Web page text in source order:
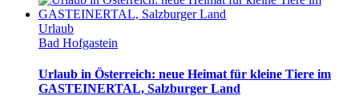
Urlaub
Bad Hofgastein
Urlaub in Österreich: neue Heimat für kleine Tiere im
GASTEINERTAL, Salzburger Land